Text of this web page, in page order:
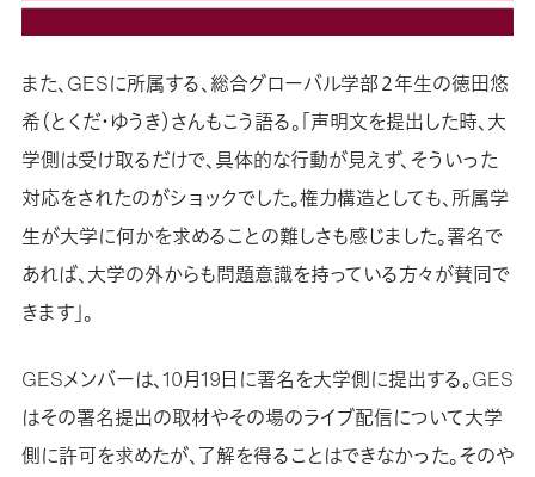
また、GESに所属する、総合グローバル学部２年生の徳田悠
希（とくだ・ゆうき）さんもこう語る。「声明文を提出した時、大
学側は受け取るだけで、具体的な行動が見えず、そういった
対応をされたのがショックでした。権力構造としても、所属学
生が大学に何かを求めることの難しさも感じました。署名で
あれば、大学の外からも問題意識を持っている方々が賛同で
きます」。
GESメンバーは、10月19日に署名を大学側に提出する。GES
はその署名提出の取材やその場のライブ配信について大学
側に許可を求めたが、了解を得ることはできなかった。そのや